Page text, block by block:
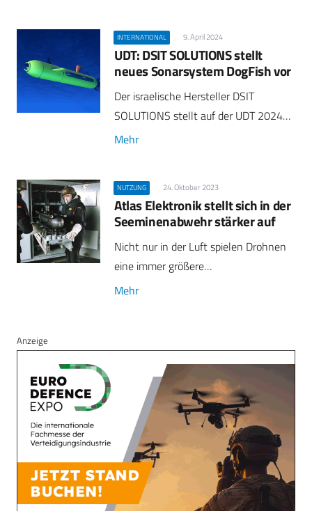
INTERNATIONAL 9. April 2024
UDT: DSIT SOLUTIONS stellt
neues Sonarsystem DogFish vor
Der israelische Hersteller DSIT
SOLUTIONS stellt auf der UDT 2024…
Mehr
NUTZUNG 24. Oktober 2023
Atlas Elektronik stellt sich in der
Seeminenabwehr stärker auf
Nicht nur in der Luft spielen Drohnen
eine immer größere…
Mehr
Anzeige